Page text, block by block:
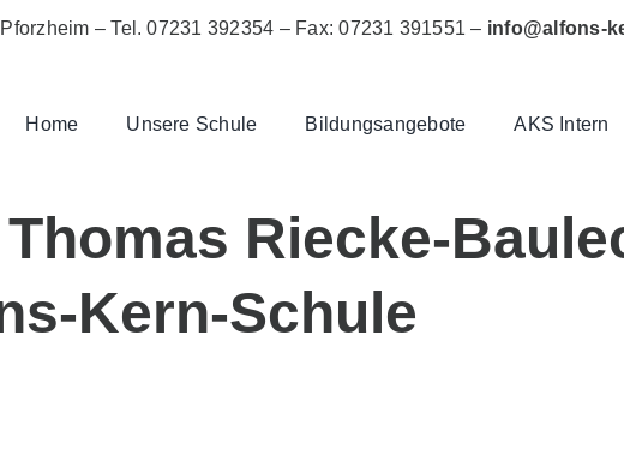
–Tel. 07231 392354 – Fax: 07231 391551 – info@alfons-
Home Unsere Schule Bildungsangebote AKS Intern
Riecke-
Kern-Schule